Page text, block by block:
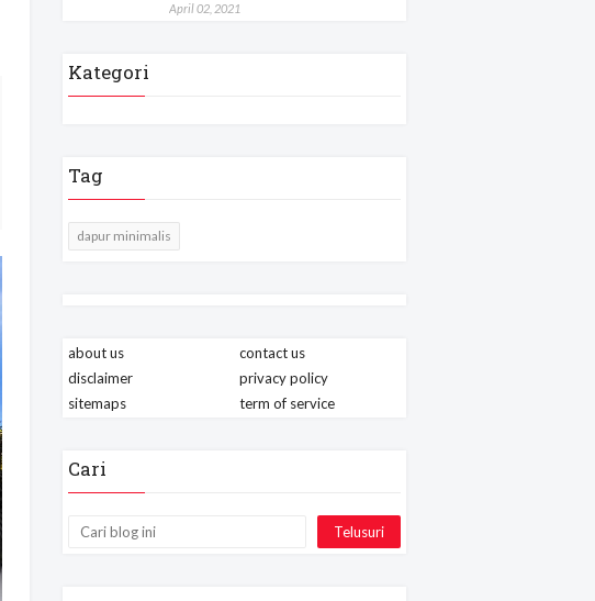
April 02, 2021
Kategori
Tag
dapur minimalis
about us
contact us
disclaimer
privacy policy
sitemaps
term of service
Cari